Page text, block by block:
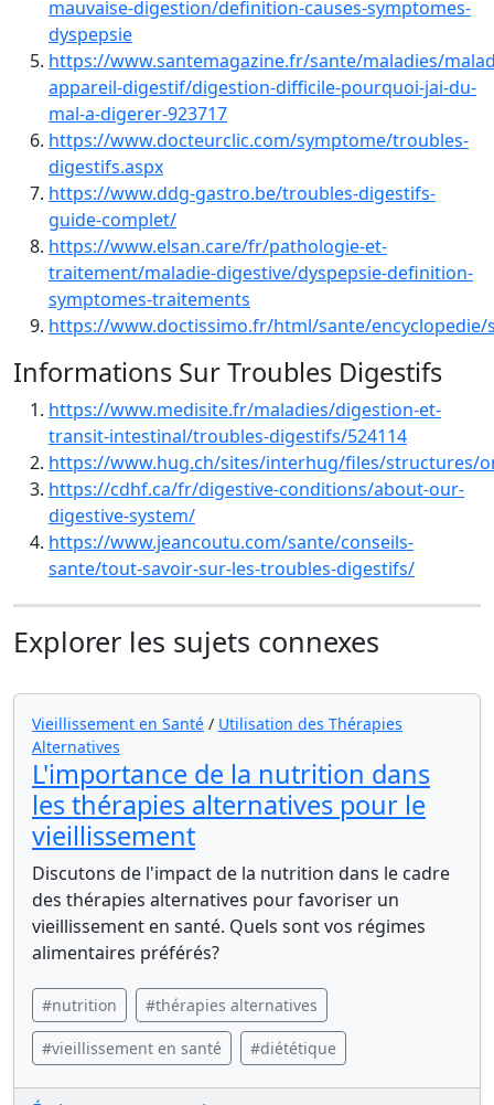
mauvaise-digestion/definition-causes-symptomes-
dyspepsie
https://www.santemagazine.fr/sante/maladies/
appareil-digestif/digestion-difficile-pourquoi-jai-du-
mal-a-digerer-923717
https://www.docteurclic.com/symptome/troubles-
digestifs.aspx
https://www.ddg-gastro.be/troubles-digestifs-
guide-complet/
https://www.elsan.care/fr/pathologie-et-
traitement/maladie-digestive/dyspepsie-definition-
symptomes-traitements
https://www.doctissimo.fr/html/sante/encyclopedie/
Informations Sur Troubles Digestifs
https://www.medisite.fr/maladies/digestion-et-
transit-intestinal/troubles-digestifs/524114
https://www.hug.ch/sites/interhug/files/structures/
https://cdhf.ca/fr/digestive-conditions/about-our-
digestive-system/
https://www.jeancoutu.com/sante/conseils-
sante/tout-savoir-sur-les-troubles-digestifs/
Explorer les sujets connexes
Vieillissement en Santé / Utilisation des Thérapies
Alternatives
L'importance de la nutrition dans
les thérapies alternatives pour le
vieillissement
Discutons de l'impact de la nutrition dans le cadre
des thérapies alternatives pour favoriser un
vieillissement en santé. Quels sont vos régimes
alimentaires préférés?
#nutrition #thérapies alternatives
#vieillissement en santé #diététique